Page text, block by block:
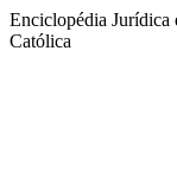
Enciclopédia
Católica